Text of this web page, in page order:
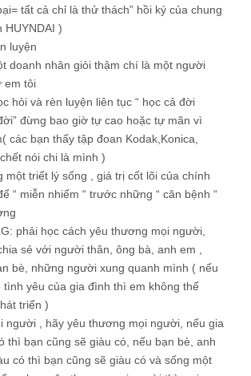
tất cả chỉ là thử thách” hồi ký của chung
HUYNDAI )
luyện
doanh nhân giỏi thậm chí là một người
em tôi
hỏi và rèn luyện liên tục “ học cả đời
đừng bao giờ tự cao hoặc tự mãn vì
các bạn thấy tập đoan Kodak,Konica,
nói chi là mình )
một triết lý sống , giá trị cốt lõi của chính
“ miễn nhiểm “ trước những “ căn bệnh “
phải học cách yêu thương mọi người,
sẻ với người thân, ông bà, anh em ,
bè, những người xung quanh mình ( nếu
tình yêu của gia đình thì em không thể
triển )
người , hãy yêu thương mọi người, nếu gia
thì bạn cũng sẽ giàu có, nếu bạn bè, anh
có thì bạn cũng sẽ giàu có và sống một